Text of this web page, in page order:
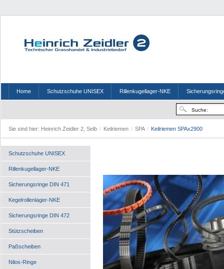
Home Schutzschuhe UNISEX Rillenkugellager-NKE
Sie sind hier: Heinrich Zeidler 2, Selb / Keilriemen / SPA / Keilriemen SPAx2900
Schutzschuhe UNISEX
Rillenkugellager-NKE
Sicherungsringe DIN 471
Kegelrollenlager-NKE
Sicherungsringe DIN 472
Stützscheiben
Paßscheiben
Nilos-Ringe